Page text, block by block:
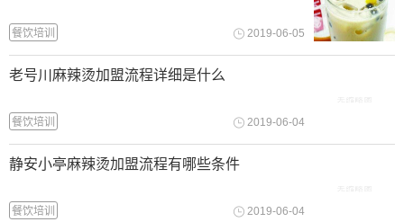
2019-06-05
餐饮培训
老号川麻辣烫加盟流程详细是什么
2019-06-04
餐饮培训
静安小亭麻辣烫加盟流程有哪些条件
2019-06-04
餐饮培训